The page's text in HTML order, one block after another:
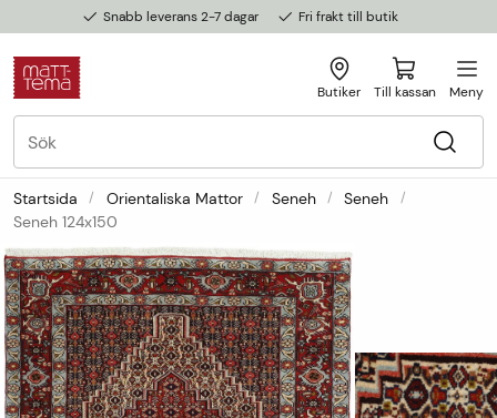
Snabb leverans 2-7 dagar Fri frakt till butik
Butiker Till kassan Meny
Startsida Orientaliska Mattor Seneh
Seneh
Seneh 124x150